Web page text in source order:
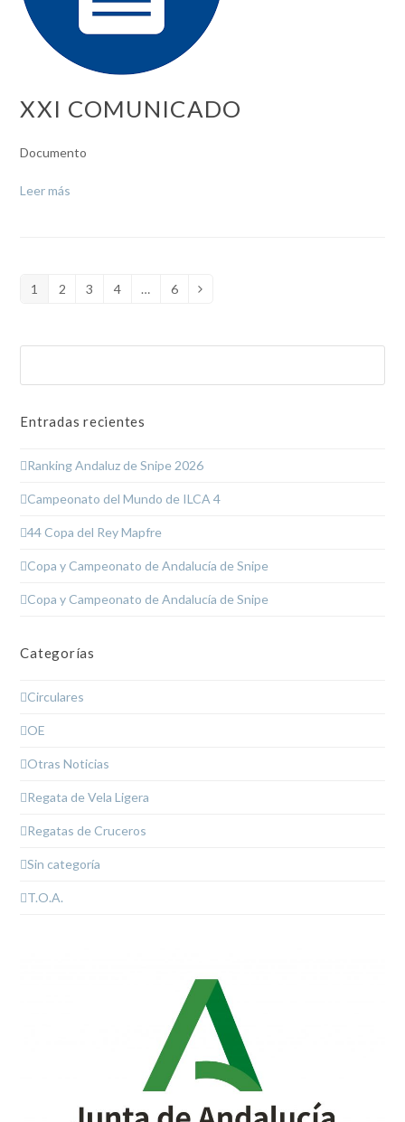
XXI COMUNICADO
Documento
Leer más
Page
1 Page
2 Page
3 Page
4 … Page
6 Siguiente
Entradas recientes
Ranking Andaluz de Snipe 2026
Campeonato del Mundo de ILCA 4
44 Copa del Rey Mapfre
Copa y Campeonato de Andalucía de Snipe
Copa y Campeonato de Andalucía de Snipe
Categorías
Circulares
OE
Otras Noticias
Regata de Vela Ligera
Regatas de Cruceros
Sin categoría
T.O.A.